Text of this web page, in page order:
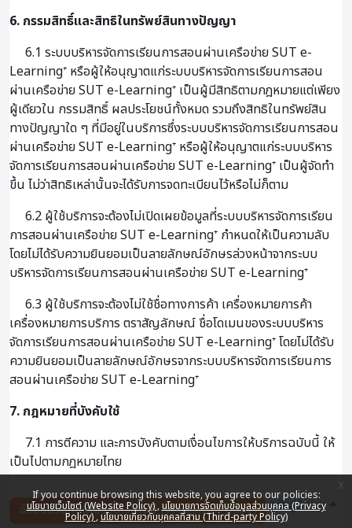
If you continue browsing this website, you agree to our policies:
นโยบายเว็บไซต์ (Website Policy) นโยบายการจัดเก็บข้อมูลส่วนบุคคล (Privacy
Policy) นโยบายเกี่ยวกับบุคคลที่สาม (Third-party Policy)
x
6. กรรมสิทธิ์และสิทธิในทรัพย์สินทางปัญญา
6.1 ระบบบริหารจัดการเรียนการสอนผ่านเครือข่าย SUT e-
Learning⁺ หรือผู้ให้อนุญาตแก่ระบบบริหารจัดการเรียนการสอน
ผ่านเครือข่าย SUT e-Learning⁺ เป็นผู้มีสิทธิตามกฎหมายแต่เพียง
ผู้เดียวใน กรรมสิทธิ์ ผลประโยชน์ทั้งหมด รวมถึงสิทธิในทรัพย์สิน
ทางปัญญาใด ๆ ที่มีอยู่ในบริการซึ่งระบบบริหารจัดการเรียนการสอน
ผ่านเครือข่าย SUT e-Learning⁺ หรือผู้ให้อนุญาตแก่ระบบบริหาร
จัดการเรียนการสอนผ่านเครือข่าย SUT e-Learning⁺ เป็นผู้จัดทำ
ขึ้น ไม่ว่าสิทธิเหล่านั้นจะได้รับการจดทะเบียนไว้หรือไม่ก็ตาม
6.2 ผู้ใช้บริการจะต้องไม่เปิดเผยข้อมูลที่ระบบบริหารจัดการเรียน
การสอนผ่านเครือข่าย SUT e-Learning⁺ กำหนดให้เป็นความลับ
โดยไม่ได้รับความยินยอมเป็นลายลักษณ์อักษรล่วงหน้าจากระบบ
บริหารจัดการเรียนการสอนผ่านเครือข่าย SUT e-Learning⁺
6.3 ผู้ใช้บริการจะต้องไม่ใช้ชื่อทางการค้า เครื่องหมายการค้า
เครื่องหมายการบริการ ตราสัญลักษณ์ ชื่อโดเมนของระบบบริหาร
จัดการเรียนการสอนผ่านเครือข่าย SUT e-Learning⁺ โดยไม่ได้รับ
ความยินยอมเป็นลายลักษณ์อักษรจากระบบบริหารจัดการเรียนการ
สอนผ่านเครือข่าย SUT e-Learning⁺
7. กฎหมายที่บังคับใช้
7.1 การตีความ และการบังคับตามเงื่อนไขการให้บริการฉบับนี้ ให้
เป็นไปตามกฎหมายไทย
ฉันยอมรับกับนโยบายเว็บไซต์ (Website Policy) กลับสู่ด้านบน